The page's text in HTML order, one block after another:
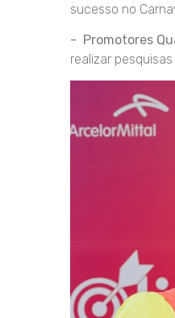
sucesso no
- Promotores
realizar